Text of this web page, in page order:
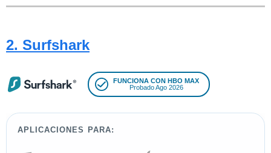
2. Surfshark
FUNCIONA CON HBO MAX
Probado Ago 2026
APLICACIONES PARA: